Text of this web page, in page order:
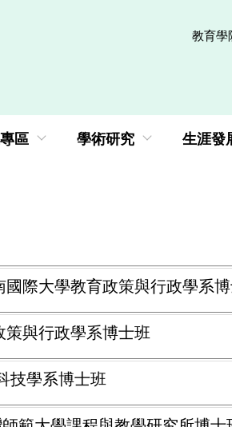
教育學
區 學術研究 生涯發
國際大學教育政策與行政學系
策與行政學系博士班
技學系博士班